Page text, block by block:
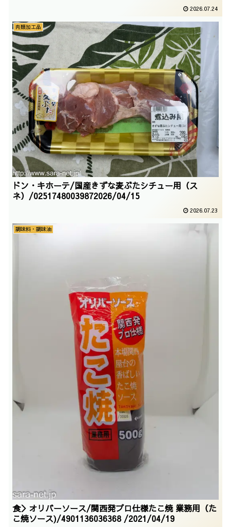
2026.07.24
肉類加工品
ドン・キホーテ/国産きずな麦ぶたシチュー用（ス
ネ）/02517480039872026/04/15
2026.07.23
調味料・調味油
食＞オリバーソース/関西発プロ仕様たこ焼 業務用（た
こ焼ソース)/4901136036368 /2021/04/19